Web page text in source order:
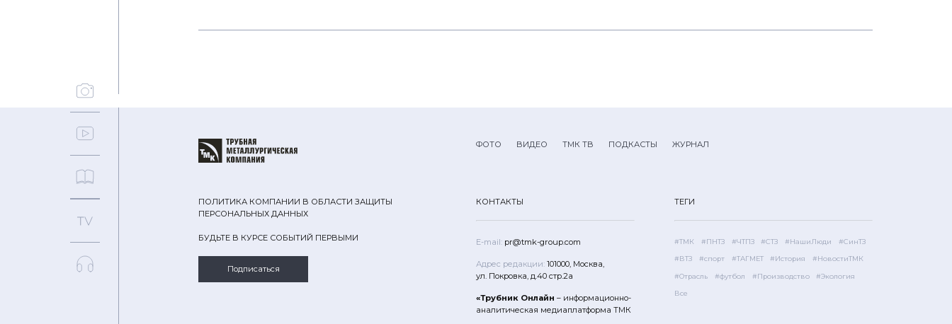
ФОТО ВИДЕО ТМК ТВ ПОДКАСТЫ ЖУРНАЛ
ПОЛИТИКА КОМПАНИИ В ОБЛАСТИ ЗАЩИТЫ
ПЕРСОНАЛЬНЫХ ДАННЫХ
БУДЬТЕ В КУРСЕ СОБЫТИЙ ПЕРВЫМИ
Подписаться
КОНТАКТЫ
E-mail: pr@tmk-group.com
Адрес редакции: 101000, Москва,
ул. Покровка, д.40 стр.2а
«Трубник Онлайн – информационно-
аналитическая медиаплатформа ТМК
ТЕГИ
#ТМК #ПНТЗ #ЧТПЗ #СТЗ #НашиЛюди #СинТЗ
#ВТЗ #спорт #ТАГМЕТ #История #НовостиТМК
#Отрасль #футбол #Производство #Экология
Все